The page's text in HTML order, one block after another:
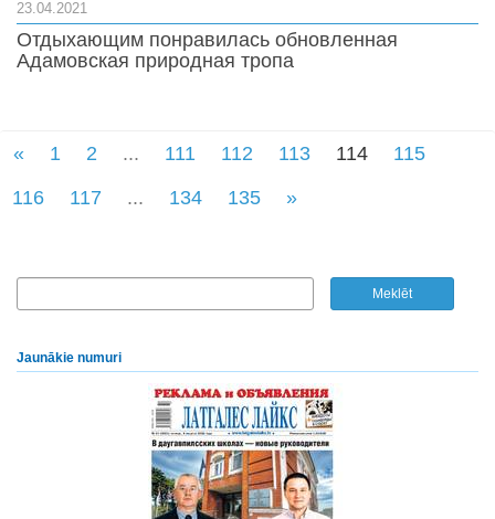
23.04.2021
Отдыхающим понравилась обновленная
Адамовская природная тропа
« 1 2 ... 111 112 113 114
115
116
117 ... 134 135 »
Jaunākie numuri